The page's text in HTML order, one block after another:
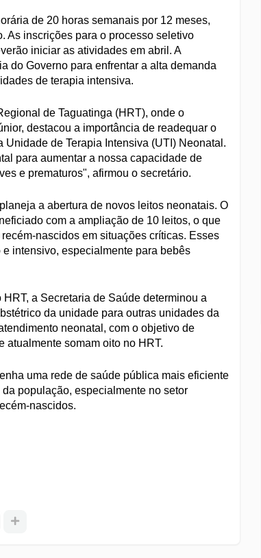
de 20 horas semanais por 12 meses,
As inscrições para o processo seletivo
iniciar as atividades em abril. A
do Governo para enfrentar a alta demanda
de terapia intensiva.
de Taguatinga (HRT), onde o
destacou a importância de readequar o
de Terapia Intensiva (UTI) Neonatal.
para aumentar a nossa capacidade de
e prematuros", afirmou o secretário.
a abertura de novos leitos neonatais. O
com a ampliação de 10 leitos, o que
nascidos em situações críticas. Esses
intensivo, especialmente para bebês
a Secretaria de Saúde determinou a
da unidade para outras unidades da
neonatal, com o objetivo de
atualmente somam oito no HRT.
uma rede de saúde pública mais eficiente
população, especialmente no setor
nascidos.